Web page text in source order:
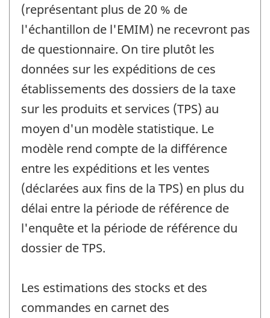
(représentant plus de 20 % de
l'échantillon de l'EMIM) ne recevront pas
de questionnaire. On tire plutôt les
données sur les expéditions de ces
établissements des dossiers de la taxe
sur les produits et services (TPS) au
moyen d'un modèle statistique. Le
modèle rend compte de la différence
entre les expéditions et les ventes
(déclarées aux fins de la TPS) en plus du
délai entre la période de référence de
l'enquête et la période de référence du
dossier de TPS.
Les estimations des stocks et des
commandes en carnet des